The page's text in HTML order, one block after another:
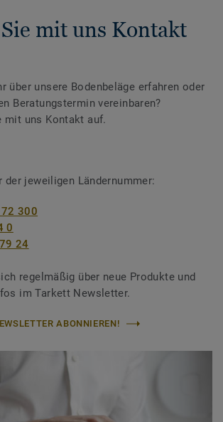
mit uns Kontakt
über unsere Bodenbeläge erfahren oder
Beratungstermin vereinbaren?
mit uns Kontakt auf.
der jeweiligen Ländernummer:
300
0
24
regelmäßig über neue Produkte und
im Tarkett Newsletter.
ABONNIEREN!